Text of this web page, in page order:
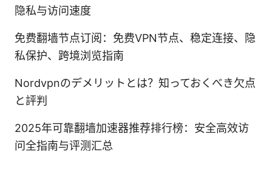
隐私与访问速度
免费翻墙节点订阅：免费VPN节点、稳定连接、隐
私保护、跨境浏览指南
Nordvpnのデメリットとは？知っておくべき欠点
と評判
2025年可靠翻墙加速器推荐排行榜：安全高效访
问全指南与评测汇总